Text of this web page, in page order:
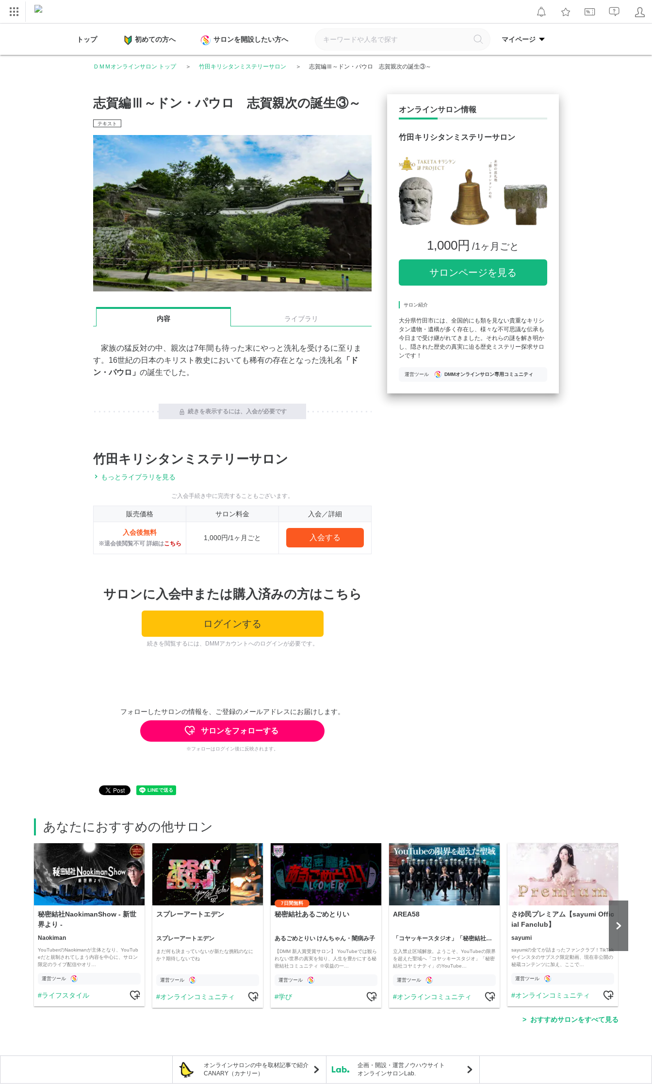
トップ 初めての方へ サロンを開設したい方へ マイページ
ＤＭＭオンラインサロン トップ 竹田キリシタンミステリーサロン 志賀編Ⅲ～ドン・パウロ 志賀親次の誕生③～
志賀編Ⅲ～ドン・パウロ 志賀親次の誕生③～
テキスト
内容 ライブラリ
家族の猛反対の中、親次は7年間も待った末にやっと洗礼を受けるに至りま
す。16世紀の日本のキリスト教史においても稀有の存在となった洗礼名
「ド
ン・パウロ」 の誕生でした。
続きを表示するには、入会が必要です
竹田キリシタンミステリーサロン
もっとライブラリを見る
ご入会手続き中に完売することもございます。
販売価格 サロン料金 入会／詳細
入会後無料
※退会後閲覧不可 詳細はこちら
1,000円/1ヶ月ごと 入会する
サロンに入会中または購入済みの方はこちら
ログインする
続きを閲覧するには、DMMアカウントへのログインが必要です。
フォローしたサロンの情報を、ご登録のメールアドレスにお届けします。
サロンをフォローする
※フォローはログイン後に反映されます。
オンラインサロン情報
竹田キリシタンミステリーサロン
1,000円 /1ヶ月ごと
サロンページを見る
サロン紹介
大分県竹田市には、全国的にも類を見ない貴重なキリシ
タン遺物・遺構が多く存在し、様々な不可思議な伝承も
今日まで受け継がれてきました。それらの謎を解き明か
し、隠された歴史の真実に迫る歴史ミステリー探求サロ
ンです！
運営ツール DMMオンラインサロン専用コミュニティ
あなたにおすすめの他サロン
秘密結社NaokimanShow - 新世
界より -
Naokiman
YouTuberのNaokimanが主体となり、YouTub
eだと規制されてしまう内容を中心に、サロン
限定のライブ配信やオリ…
運営ツール
ライフスタイル
スプレーアートエデン
スプレーアートエデン
まだ何も決まっていないが新たな挑戦のなに
か？期待しないでね
運営ツール
オンラインコミュニティ
7日間無料
秘密結社あるごめとりい
あるごめとりい けんちゃん・闇病み子
【DMM 新人賞受賞サロン】 YouTubeでは観ら
れない世界の真実を知り、人生を豊かにする秘
密結社コミュニティ ※収益の一…
運営ツール
学び
AREA58
「コヤッキースタジオ」「秘密結社コヤミナティ」
立入禁止区域解放。ようこそ、YouTubeの限界
を超えた聖域へ「コヤッキースタジオ」「秘密
結社コヤミナティ」のYouTube…
運営ツール
オンラインコミュニティ
さゆ民プレミアム【sayumi Offic
ial Fanclub】
sayumi
sayumiの全てが詰まったファンクラブ！TikTok
やインスタのサブスク限定動画、現在非公開の
秘蔵コンテンツに加え、ここで…
運営ツール
オンラインコミュニティ
おすすめサロンをすべて見る
オンラインサロンの中を取材記事で紹介
CANARY（カナリー）
企画・開設・運営ノウハウサイト
オンラインサロンLab.